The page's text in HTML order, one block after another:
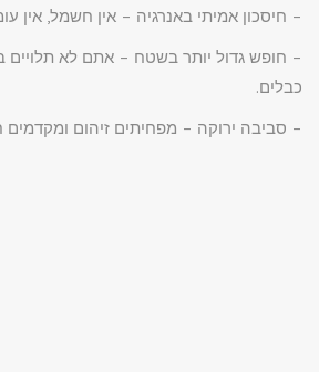
– חיסכון אמיתי באנרגיה – אין חשמל, אין
– חופש גדול יותר בשטח – אתם לא
כבלים.
– סביבה ירוקה – מפחיתים זיהום ומקדמים